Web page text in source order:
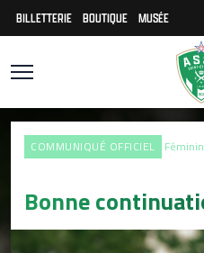
BILLETTERIE BOUTIQUE MUSÉE
COMMUNIQUÉ OFFICIEL
Bonne